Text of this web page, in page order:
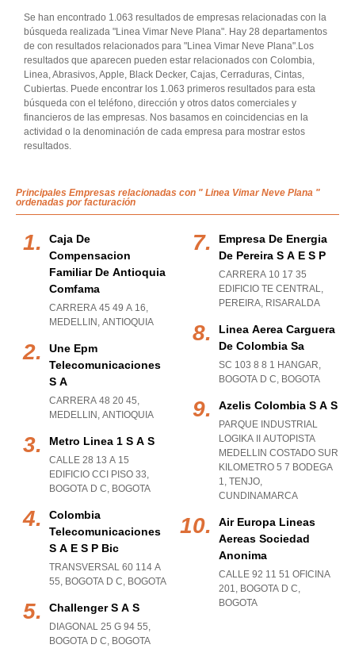
Se han encontrado 1.063 resultados de empresas relacionadas con la
búsqueda realizada "Linea Vimar Neve Plana". Hay 28 departamentos
de con resultados relacionados para "Linea Vimar Neve Plana".Los
resultados que aparecen pueden estar relacionados con Colombia,
Linea, Abrasivos, Apple, Black Decker, Cajas, Cerraduras, Cintas,
Cubiertas. Puede encontrar los 1.063 primeros resultados para esta
búsqueda con el teléfono, dirección y otros datos comerciales y
financieros de las empresas. Nos basamos en coincidencias en la
actividad o la denominación de cada empresa para mostrar estos
resultados.
Principales Empresas relacionadas con " Linea Vimar Neve Plana "
ordenadas por facturación
Caja De
Compensacion
Familiar De Antioquia
Comfama
CARRERA 45 49 A 16,
MEDELLIN , ANTIOQUIA
Une Epm
Telecomunicaciones
S A
CARRERA 48 20 45,
MEDELLIN , ANTIOQUIA
Metro Linea 1 S A S
CALLE 28 13 A 15
EDIFICIO CCI PISO 33,
BOGOTA D C, BOGOTA
Colombia
Telecomunicaciones
S A E S P Bic
TRANSVERSAL 60 114 A
55, BOGOTA D C, BOGOTA
Challenger S A S
DIAGONAL 25 G 94 55,
BOGOTA D C, BOGOTA
Empresa De Energia
De Pereira S A E S P
CARRERA 10 17 35
EDIFICIO TE CENTRAL,
PEREIRA, RISARALDA
Linea Aerea Carguera
De Colombia Sa
SC 103 8 8 1 HANGAR,
BOGOTA D C, BOGOTA
Azelis Colombia S A S
PARQUE INDUSTRIAL
LOGIKA II AUTOPISTA
MEDELLIN COSTADO SUR
KILOMETRO 5 7 BODEGA
1, TENJO,
CUNDINAMARCA
Air Europa Lineas
Aereas Sociedad
Anonima
CALLE 92 11 51 OFICINA
201, BOGOTA D C,
BOGOTA